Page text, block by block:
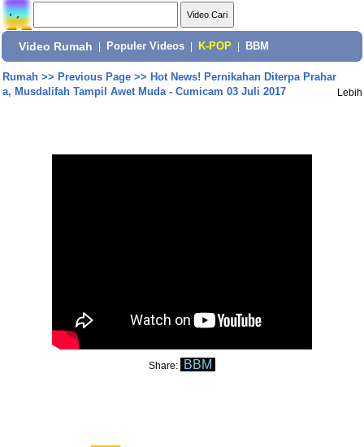
Video Rumah Populer Videos K-POP BBM
Rumah>> Previous Page>> Hot News! Pernikahan Diterpa Prahar
a, Musdalifah Tampil Awet Muda - Cumicam 03 Juli 2017
Lebih
Share: BBM